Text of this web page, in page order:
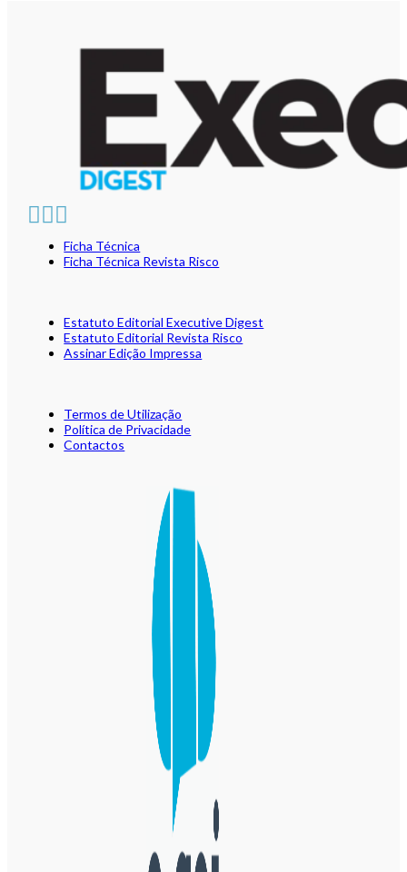
Ficha Técnica
Ficha Técnica Revista Risco
Estatuto Editorial Executive Digest
Estatuto Editorial Revista Risco
Assinar Edição Impressa
Termos de Utilização
Política de Privacidade
Contactos